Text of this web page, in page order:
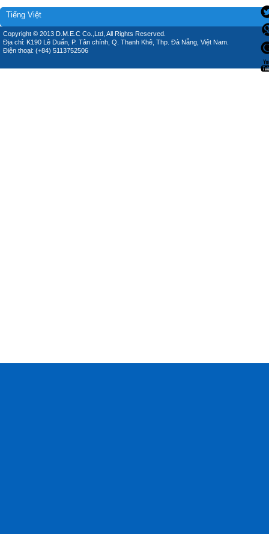
Tiếng Việt
Copyright © 2013 D.M.E.C Co.,Ltd, All Rights Reserved.
Địa chỉ: K190 Lê Duẩn, P. Tân chính, Q. Thanh Khê, Thp. Đà Nẵng, Việt Nam.
Điện thoại: (+84) 5113752506